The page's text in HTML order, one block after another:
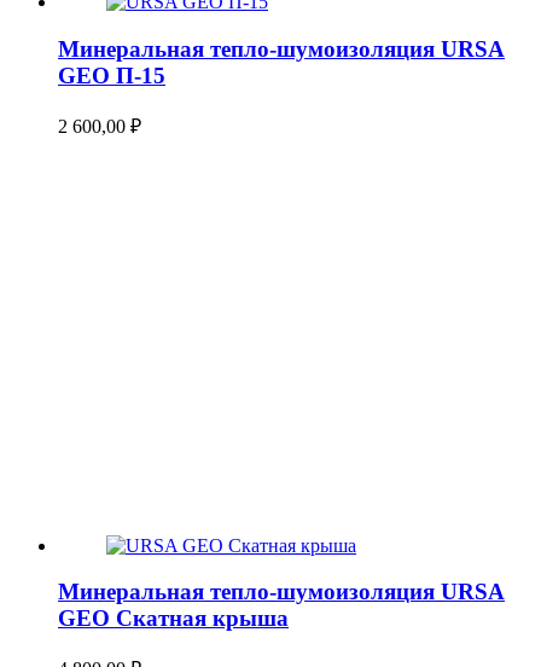
Минеральная тепло-шумоизоляция URSA
GEO П-15
2 600,00 ₽
Минеральная тепло-шумоизоляция URSA
GEO Скатная крыша